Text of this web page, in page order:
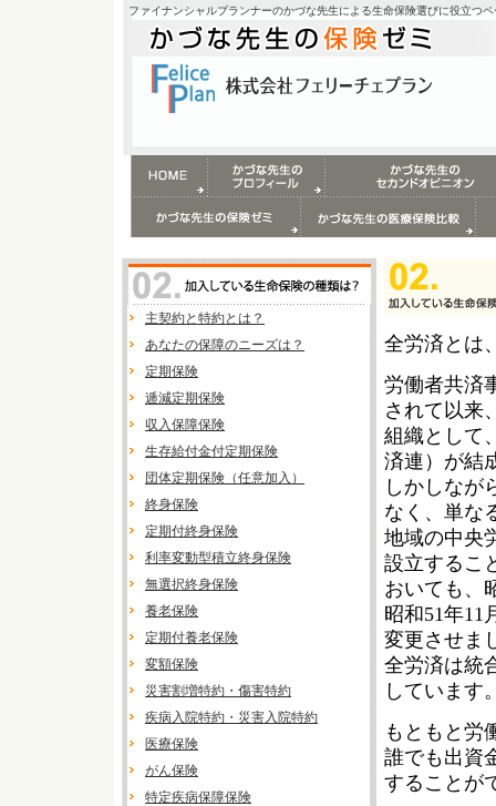
ファイナンシャルプランナーのかづな先生による生命保険選びに役立つ
主契約と特約とは？
あなたの保障のニーズは？
定期保険
逓減定期保険
収入保障保険
生存給付金付定期保険
団体定期保険（任意加入）
終身保険
定期付終身保険
利率変動型積立終身保険
無選択終身保険
養老保険
定期付養老保険
変額保険
災害割増特約・傷害特約
疾病入院特約・災害入院特約
医療保険
がん保険
特定疾病保障保険
全労済とは
労働者共済
されて以来
組織として
済連）が結
しかしなが
なく、単な
地域の中央
設立するこ
おいても、
昭和51年11
変更させま
全労済は統
しています
もともと労
誰でも出資
することが